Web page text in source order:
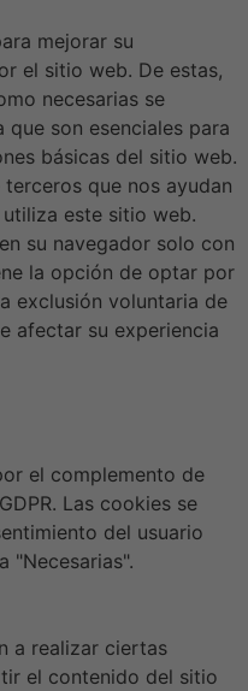
mejorar su
el sitio web. De estas,
necesarias se
que son esenciales para
básicas del sitio web.
que nos ayudan
este sitio web.
su navegador solo con
la opción de optar por
exclusión voluntaria de
afectar su experiencia
el complemento de
Las cookies se
del usuario
"Necesarias".
a realizar ciertas
el contenido del sitio